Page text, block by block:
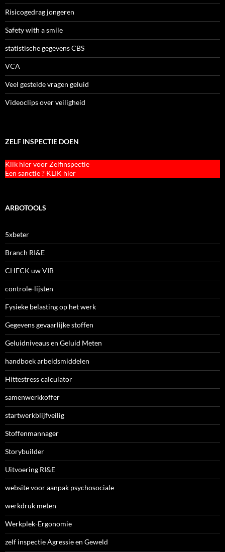
Risicogedrag jongeren
Safety with a smile
statistische gegevens CBS
VCA
Veel gestelde vragen geluid
Videoclips over veiligheid
ZELF INSPECTIE DOEN
Klik hier voor Zelfinspectie
Een sanctie ? KLIK hier
ARBOTOOLS
5xbeter
Branch RI&E
CHECK uw VIB
controle-lijsten
Fysieke belasting op het werk
Gegevens gevaarlijke stoffen
Geluidniveaus en Geluid Meten
handboek arbeidsmiddelen
Hittestress calculator
samenwerkkoffer
startwerkblijfveilig
Stoffenmannager
Storybuilder
Uitvoering RI&E
website voor aanpak psychosociale
werkdruk meten
Werkplek-Ergonomie
zelf inspectie Agressie en Geweld